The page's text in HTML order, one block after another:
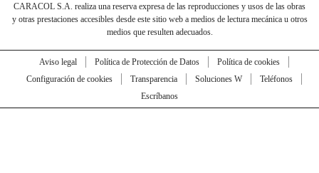
CARACOL S.A. realiza una reserva expresa de las reproducciones y usos de las obras
y otras prestaciones accesibles desde este sitio web a medios de lectura mecánica u otros
medios que resulten adecuados.
Aviso legal Política de Protección de Datos
Política de cookies
Configuración de cookies
Transparencia Soluciones W
Teléfonos
Escríbanos